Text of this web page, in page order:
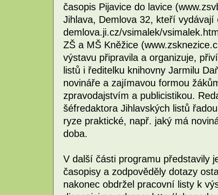
časopis Pijavice do lavice
Jihlava, Demlova 32, kteří
demlova.ji.cz/vsimalek/
ZŠ a MŠ Kněžice
výstavu připravila a organizuje,
listů i ředitelku knihovny Jarmilu
novináře a zajímavou formou
zpravodajstvím a publicistikou.
šéfredaktora Jihlavských listů
ryze praktické, např. jaký má
doba.
V další části programu představily
časopisy a zodpověděly dotazy
nakonec obdržel pracovní listy k